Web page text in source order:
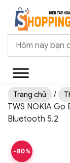
Trang chủ /
TWS NOKIA Go
Bluetooth 5.2
-80%